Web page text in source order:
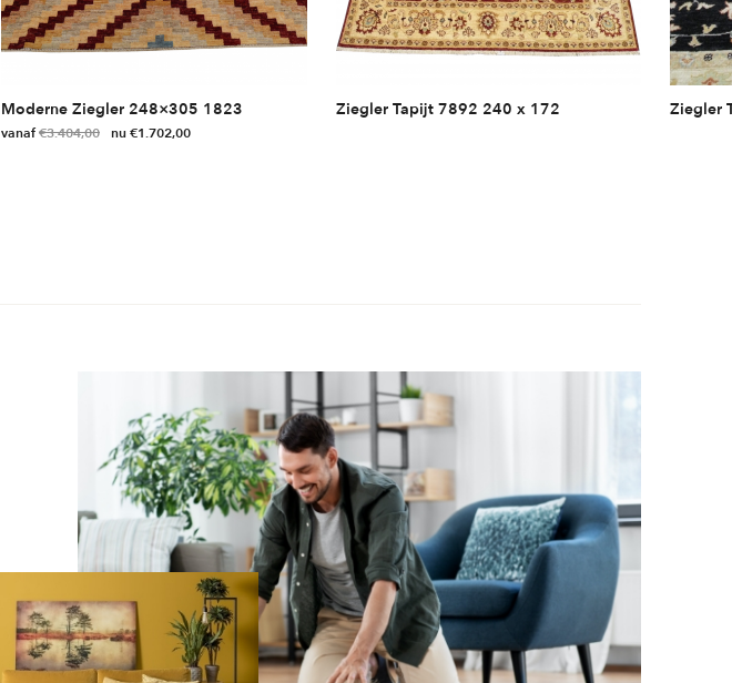
Moderne Ziegler 248×305 1823
vanaf€3.404,00 €1.702,00
Ziegler Tapijt 7892 240 x 172 Ziegler